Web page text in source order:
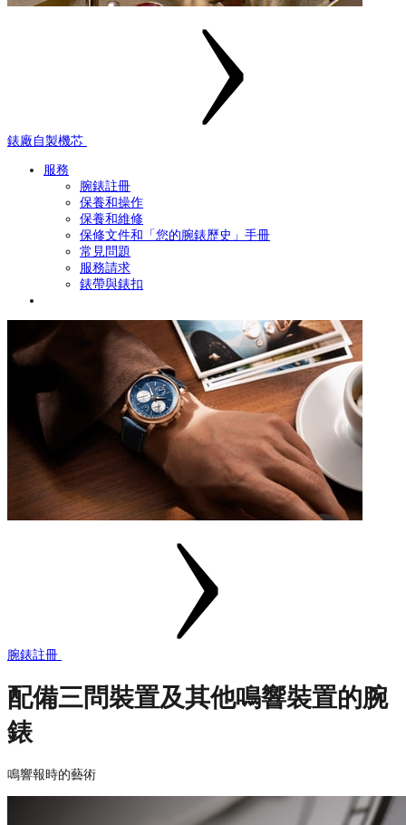
錶廠自製機芯
服務
腕錶註冊
保養和操作
保養和維修
保修文件和「您的腕錶歷史」手冊
常見問題
服務請求
錶帶與錶扣
腕錶註冊
配備三問裝置及其他鳴響裝置的腕
錶
鳴響報時的藝術